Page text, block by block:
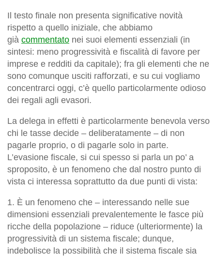
Il testo finale non presenta significative novità
rispetto a quello iniziale, che abbiamo
già commentato nei suoi elementi essenziali (in
sintesi: meno progressività e fiscalità di favore per
imprese e redditi da capitale); fra gli elementi che ne
sono comunque usciti rafforzati, e su cui vogliamo
concentrarci oggi, c’è quello particolarmente odioso
dei regali agli evasori.
La delega in effetti è particolarmente benevola verso
chi le tasse decide – deliberatamente – di non
pagarle proprio, o di pagarle solo in parte.
L’evasione fiscale, si cui spesso si parla un po’ a
sproposito, è un fenomeno che dal nostro punto di
vista ci interessa soprattutto da due punti di vista:
1. È un fenomeno che – interessando nelle sue
dimensioni essenziali prevalentemente le fasce più
ricche della popolazione – riduce (ulteriormente) la
progressività di un sistema fiscale; dunque,
indebolisce la possibilità che il sistema fiscale sia